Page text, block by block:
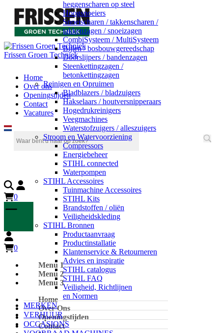
Frissen Groen Techniek
Home
Over ons
Openingstijden
Contact
Vacatures
heggenscharen op steel
Hoogsnoeiers
Snoeischaren / takkenscharen /
takkenzagen / snoeizagen
CombiSysteem / MultiSysteem
Bijlen / bosbouwgereedschap
Doorslijpers / bandenzagen
Steenkettingzagen /
betonkettingzagen
Reinigen en Opruimen
Bladblazers / bladzuigers
Hakselaars / houtversnipperaars
Hogedrukreinigers
Veegmachines
Waterstofzuigers / alleszuigers
Stroom en Watervoorziening
Compressors
Energiebeheer
STIHL connected
Waterpompen
STIHL Accessoires
Tuinmachine Accessoires
STIHL Kits
Brandstoffen / oliën
Veiligheidskleding
STIHL Bronnen
Productaanvraag
Productinstallatie
Klantenservice & Retourneren
Advies en inspiratie
STIHL catalogus
STIHL FAQ
Veiligheid, Richtlijnen
en Normen
MERKEN
VERHUUR
OCCASIONS
0
0
Menu 1
Menu 2
Menu 3
Home
Over Ons
Openingstijden
Contact